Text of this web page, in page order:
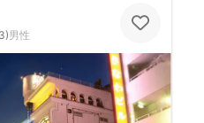
)男性